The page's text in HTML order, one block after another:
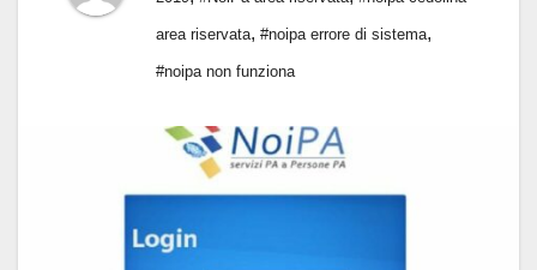
area riservata, #noipa errore di sistema,
#noipa non funziona